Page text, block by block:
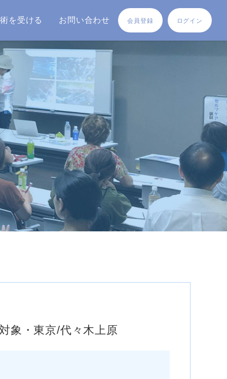
を受ける お問い合わせ 会員登録 ログイン
象・東京/代々木上原